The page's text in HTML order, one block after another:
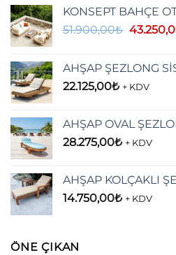
KONSEPT BAHÇE
51.900,00₺ Orijinal
AHŞAP ŞEZLONG
22.125,00₺ + KDV
AHŞAP OVAL
28.275,00₺ + KDV
AHŞAP KOLÇAKLI
14.750,00₺ + KDV
ÖNE ÇIKAN